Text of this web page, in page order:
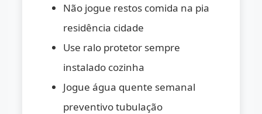
Não jogue restos comida na pia
residência cidade
Use ralo protetor sempre
instalado cozinha
Jogue água quente semanal
preventivo tubulação